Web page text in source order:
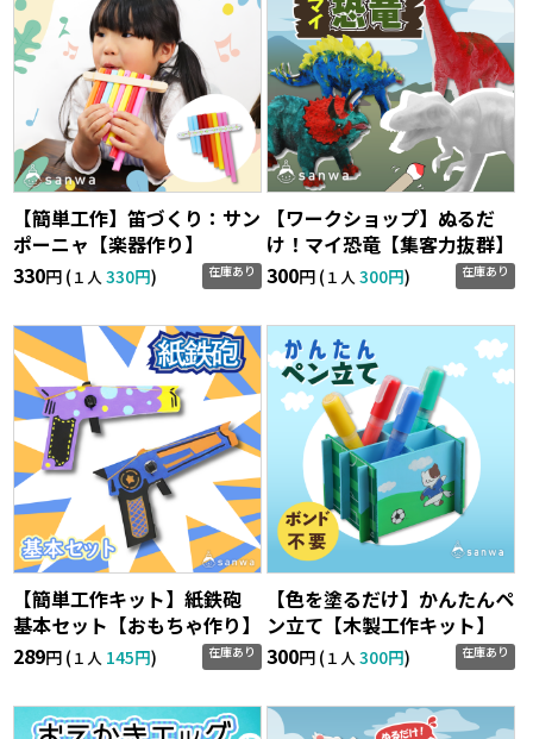
【簡単工作】笛づくり：サン
ポーニャ【楽器作り】
330円 (１人330円) 在庫あり
【ワークショップ】ぬるだ
け！マイ恐竜【集客力抜群】
300円 (１人300円) 在庫あり
【簡単工作キット】紙鉄砲
基本セット【おもちゃ作り】
289円 (１人 145円) 在庫あり
【色を塗るだけ】かんたんペ
ン立て【木製工作キット】
300円 (１人 300円) 在庫あり